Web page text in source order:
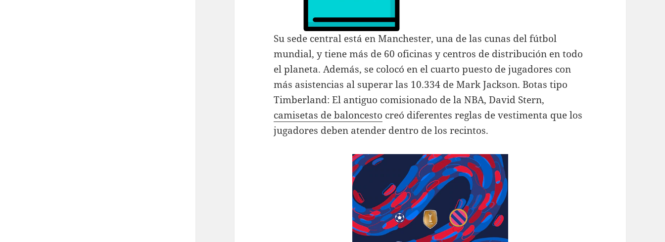
Su sede central está en Manchester, una de las cunas del fútbol
mundial, y tiene más de 60 oficinas y centros de distribución en todo
el planeta. Además, se colocó en el cuarto puesto de jugadores con
más asistencias al superar las 10.334 de Mark Jackson. Botas tipo
Timberland: El antiguo comisionado de la NBA, David Stern,
camisetas de baloncesto creó diferentes reglas de vestimenta que los
jugadores deben atender dentro de los recintos.